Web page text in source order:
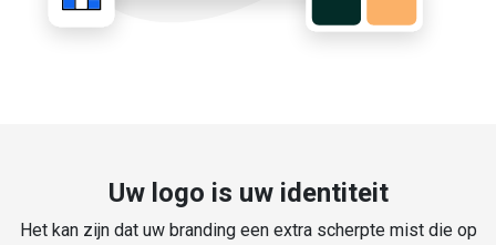
Uw logo is uw identiteit
Het kan zijn dat uw branding een extra scherpte mist die op